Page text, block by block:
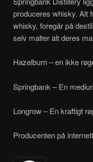
produceres whisky. Alt
whisky, foregår på
selv malter alt deres
Hazelburn – en ikke
Springbank – En
Longrow – En kraftigt
Producenten på